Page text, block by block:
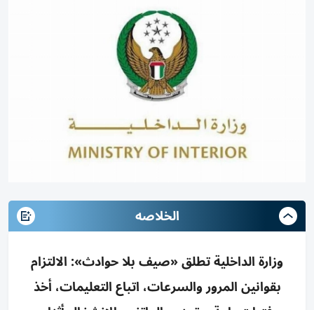
الخلاصه
وزارة الداخلية تطلق «صيف بلا حوادث»: الالتزام
بقوانين المرور والسرعات، اتباع التعليمات، أخذ